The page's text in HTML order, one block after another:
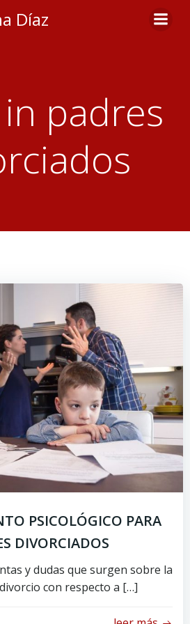
al
Díaz
padres
PSICOLÓGICO PARA
DIVORCIADOS
y dudas que surgen sobre la
con respecto a […]